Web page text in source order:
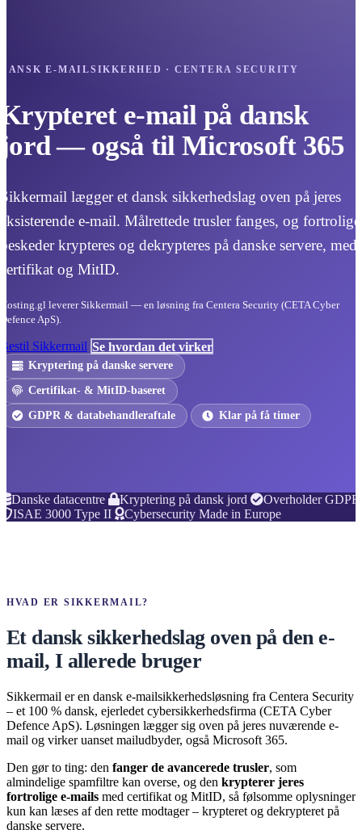
DANSK E-MAILSIKKERHED · CENTERA SECURITY
Krypteret e-mail på dansk
jord — også til Microsoft 365
Sikkermail lægger et dansk sikkerhedslag oven på jeres
eksisterende e-mail. Målrettede trusler fanges, og fortrolige
beskeder krypteres og dekrypteres på danske servere, med
certifikat og MitID.
Hosting.gl leverer Sikkermail — en løsning fra Centera Security (CETA Cyber
Defence ApS).
Bestil Sikkermail Se hvordan det virker
Kryptering på danske servere
Certifikat- & MitID-baseret
GDPR & databehandleraftale Klar på få timer
Danske datacentre Kryptering på dansk jord
Overholder GDPR
ISAE 3000 Type II
Cybersecurity Made in Europe
HVAD ER SIKKERMAIL?
Et dansk sikkerhedslag oven på den e-
mail, I allerede bruger
Sikkermail er en dansk e-mailsikkerhedsløsning fra Centera Security
– et 100 % dansk, ejerledet cybersikkerhedsfirma (CETA Cyber
Defence ApS). Løsningen lægger sig oven på jeres nuværende e-
mail og virker uanset mailudbyder, også Microsoft 365.
Den gør to ting: den fanger de avancerede trusler, som
almindelige spamfiltre kan overse, og den krypterer jeres
fortrolige e-mails med certifikat og MitID, så følsomme oplysninger
kun kan læses af den rette modtager – krypteret og dekrypteret på
danske servere.